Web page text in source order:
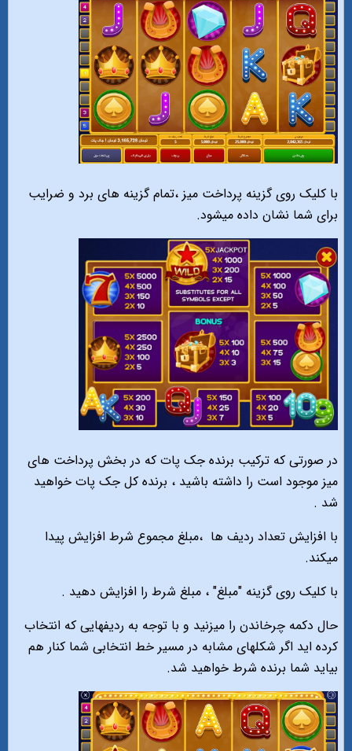
با کلیک روی گزینه پرداخت میز ،تمام گزینه های برد و ضرایب
برای شما نشان داده میشود.
در صورتی که ترکیب برنده جک پات که در بخش پرداخت های
میز موجود است را داشته باشید ، برنده کل جک پات خواهید
شد .
با افزایش تعداد ردیف ها ،مبلغ مجموع شرط افزایش پیدا
میکند.
با کلیک روی گزینه "مبلغ" ، مبلغ شرط را افزایش دهید .
حال دکمه چرخاندن را میزنید و با توجه به ردیفهایی که انتخاب
کرده اید اگر شکلهای مشابه در مسیر خط انتخابی شما کنار هم
بیاید شما برنده شرط خواهید شد.